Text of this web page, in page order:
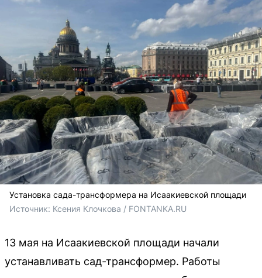
Установка сада-трансформера на Исаакиевской площади
Источник: Ксения Клочкова / FONTANKA.RU
13 мая на Исаакиевской площади начали
устанавливать сад-трансформер. Работы